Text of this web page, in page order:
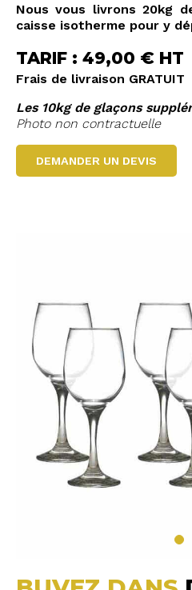
Nous vous livrons 20kg
caisse isotherme pour y
TARIF : 49,00 € HT
Frais de livraison GRATUIT
Les 10kg de glaçons
Photo non contractuelle
DEMANDER UN DEVIS